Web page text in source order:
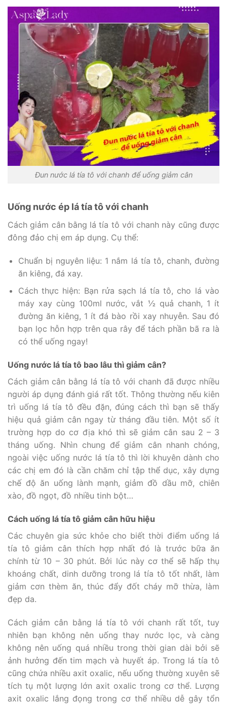
Đun nước lá tía tô với chanh để uống giảm cân
Uống nước ép lá tía tô với chanh
Cách giảm cân bằng lá tía tô với chanh này cũng được
đông đảo chị em áp dụng. Cụ thể:
Chuẩn bị nguyên liệu: 1 nắm lá tía tô, chanh, đường
ăn kiêng, đá xay.
Cách thực hiện: Bạn rửa sạch lá tía tô, cho lá vào
máy xay cùng 100ml nước, vắt ½ quả chanh, 1 ít
đường ăn kiêng, 1 ít đá bào rồi xay nhuyễn. Sau đó
bạn lọc hỗn hợp trên qua rây để tách phần bã ra là
có thể uống ngay!
Uống nước lá tía tô bao lâu thì giảm cân?
Cách giảm cân bằng lá tía tô với chanh đã được nhiều
người áp dụng đánh giá rất tốt. Thông thường nếu kiên
trì uống lá tía tô đều đặn, đúng cách thì bạn sẽ thấy
hiệu quả giảm cân ngay từ tháng đầu tiên. Một số ít
trường hợp do cơ địa khó thì sẽ giảm cân sau 2 – 3
tháng uống. Nhìn chung để giảm cân nhanh chóng,
ngoài việc uống nước lá tía tô thì lời khuyên dành cho
các chị em đó là cần chăm chỉ tập thể dục, xây dựng
chế độ ăn uống lành mạnh, giảm đồ dầu mỡ, chiên
xào, đồ ngọt, đồ nhiều tinh bột…
Cách uống lá tía tô giảm cân hữu hiệu
Các chuyên gia sức khỏe cho biết thời điểm uống lá
tía tô giảm cân thích hợp nhất đó là trước bữa ăn
chính từ 10 – 30 phút. Bởi lúc này cơ thể sẽ hấp thụ
khoáng chất, dinh dưỡng trong lá tía tô tốt nhất, làm
giảm cơn thèm ăn, thúc đẩy đốt cháy mỡ thừa, làm
đẹp da.
Cách giảm cân bằng lá tía tô với chanh rất tốt, tuy
nhiên bạn không nên uống thay nước lọc, và càng
không nên uống quá nhiều trong thời gian dài bởi sẽ
ảnh hưởng đến tim mạch và huyết áp. Trong lá tía tô
cũng chứa nhiều axit oxalic, nếu uống thường xuyên sẽ
tích tụ một lượng lớn axit oxalic trong cơ thể. Lượng
axit oxalic lắng đọng trong cơ thể nhiều dễ gây tổn